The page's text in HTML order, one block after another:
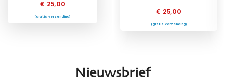
€ 25,00
(gratis verzending)
(gratis verzending)
€ 25,00
(gratis verzending)
Nieuwsbrief